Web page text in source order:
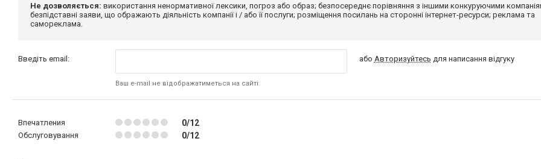
Не дозволяється: використання ненормативної лексики, погроз або образ; безпосереднє порівняння з іншими конкуруючими
безпідставні заяви, що ображають діяльність компанії і / або її послуги; розміщення посилань на сторонні інтернет-ресурси; реклама та
самореклама.
Введіть email:
Ваш e-mail не відображатиметься на сайті
або Авторизуйтесь для написання відгуку
Впечатления 0/12
Обслуговування 0/12